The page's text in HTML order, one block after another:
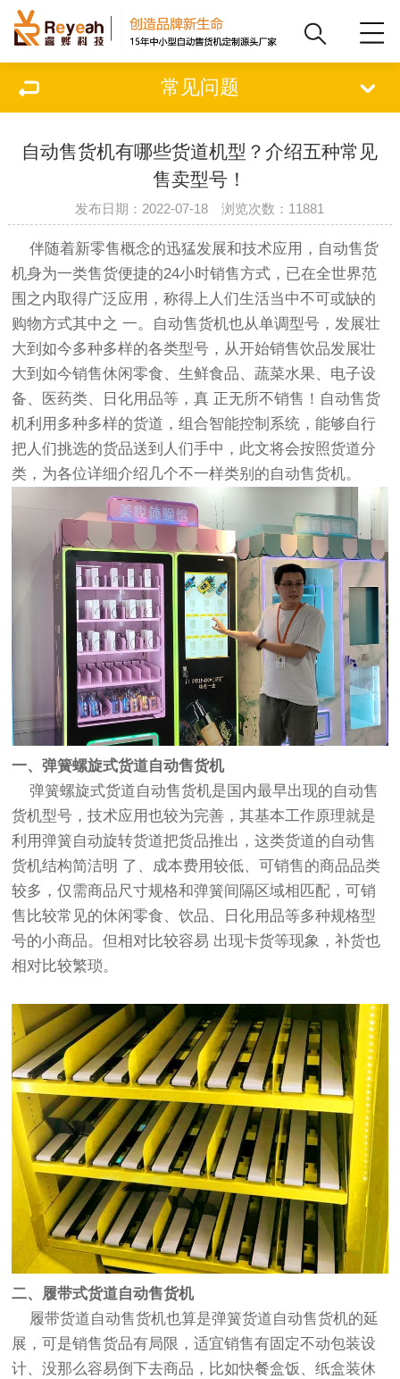
常见问题
自动售货机有哪些货道机型？介绍五种常见
售卖型号！
发布日期：2022-07-18 浏览次数：11881
伴随着新零售概念的迅猛发展和技术应用，自动售货
机身为一类售货便捷的24小时销售方式，已在全世界范
围之内取得广泛应用，称得上人们生活当中不可或缺的
购物方式其中之 一。自动售货机也从单调型号，发展壮
大到如今多种多样的各类型号，从开始销售饮品发展壮
大到如今销售休闲零食、生鲜食品、蔬菜水果、电子设
备、医药类、日化用品等，真 正无所不销售！自动售货
机利用多种多样的货道，组合智能控制系统，能够自行
把人们挑选的货品送到人们手中，此文将会按照货道分
类，为各位详细介绍几个不一样类别的自动售货机。
一、弹簧螺旋式货道自动售货机
弹簧螺旋式货道自动售货机是国内最早出现的自动售
货机型号，技术应用也较为完善，其基本工作原理就是
利用弹簧自动旋转货道把货品推出，这类货道的自动售
货机结构简洁明 了、成本费用较低、可销售的商品品类
较多，仅需商品尺寸规格和弹簧间隔区域相匹配，可销
售比较常见的休闲零食、饮品、日化用品等多种规格型
号的小商品。但相对比较容易 出现卡货等现象，补货也
相对比较繁琐。
二、履带式货道自动售货机
履带货道自动售货机也算是弹簧货道自动售货机的延
展，可是销售货品有局限，适宜销售有固定不动包装设
计、没那么容易倒下去商品，比如快餐盒饭、纸盒装休